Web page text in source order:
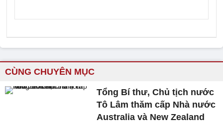
CÙNG CHUYÊN MỤC
Tổng Bí thư, Chủ tịch nước
Tô Lâm thăm cấp Nhà nước
Australia và New Zealand